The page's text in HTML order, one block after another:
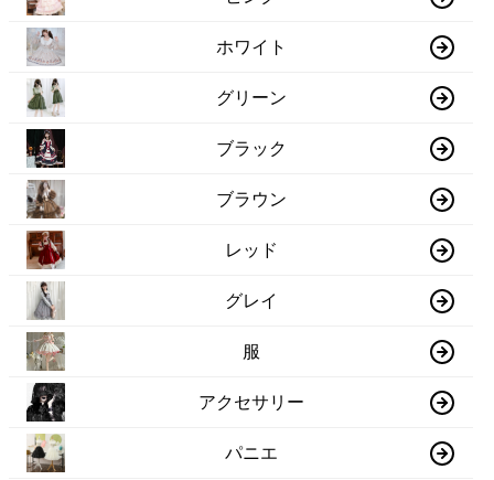
ホワイト
グリーン
ブラック
ブラウン
レッド
グレイ
服
アクセサリー
パニエ